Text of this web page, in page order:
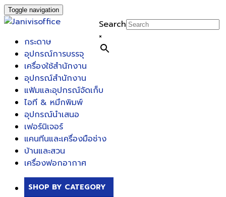
Toggle navigation
Search
×
กระดาษ
อุปกรณ์การบรรจุ
เครื่องใช้สำนักงาน
อุปกรณ์สำนักงาน
แฟ้มและอุปกรณ์จัดเก็บ
ไอที & หมึกพิมพ์
อุปกรณ์นำเสนอ
เฟอร์นิเจอร์
แคนทีนและเครื่องมือช่าง
บ้านและสวน
เครื่องฟอกอากาศ
SHOP BY CATEGORY